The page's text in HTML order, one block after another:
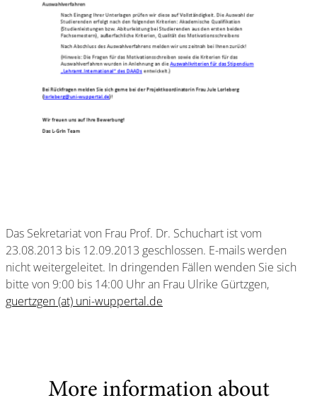
Das Sekretariat von Frau Prof. Dr. Schuchart ist vom
23.08.2013 bis 12.09.2013 geschlossen. E-mails werden
nicht weitergeleitet. In dringenden Fällen wenden Sie sich
bitte von 9:00 bis 14:00 Uhr an Frau Ulrike Gürtzgen,
guertzgen (at) uni-wuppertal.de
More information about